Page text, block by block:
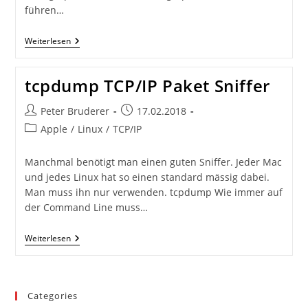
führen…
WeiterlesenNetzwerk
Grep
MacOS
tcpdump TCP/IP Paket Sniffer
Beitrags-
Autor:
Peter Bruderer
Beitrag
veröffentlicht:
17.02.2018
Beitrags-
Apple / Linux / TCP/IP
Manchmal benötigt man einen guten Sniffer. Jeder Mac
und jedes Linux hat so einen standard mässig dabei.
Man muss ihn nur verwenden. tcpdump Wie immer auf
der Command Line muss…
WeiterlesenTcpdump
TCP/IP
Categories